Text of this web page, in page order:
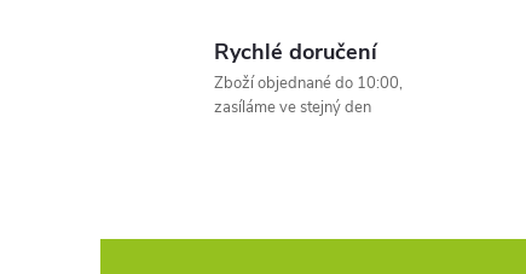
Rychlé doručení
Zboží objednané do 10:00,
zasíláme ve stejný den